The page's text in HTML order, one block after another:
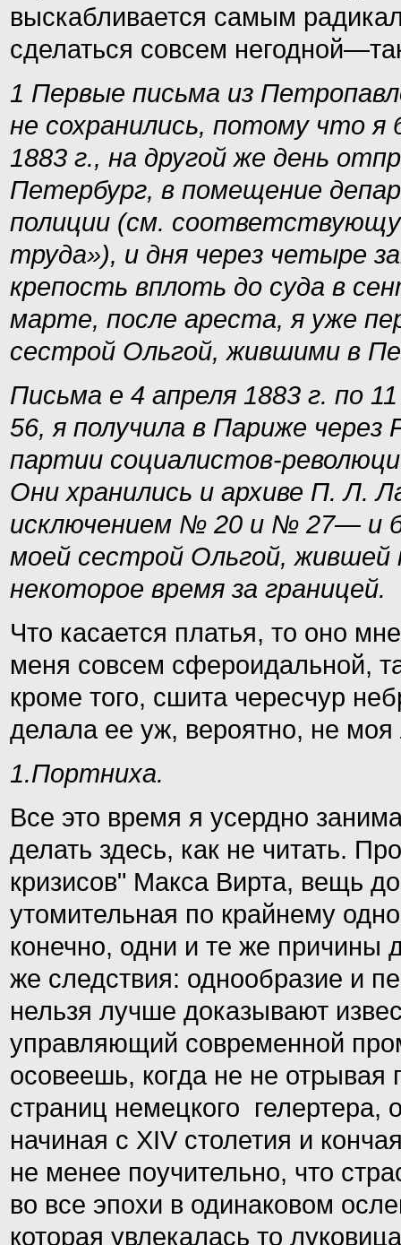
выскабливается самым
сделаться совсем
1 Первые письма из
не сохранились, потому что
1883 г., на другой же день
Петербург, в помещение
полиции (см.
труда»), и дня через четыре
крепость вплоть до суда в
марте, после ареста, я уже
сестрой Ольгой, жившими в
Письма е 4 апреля 1883 г. по
56, я получила в Париже
партии социалистов-
Они хранились и архиве П. Л.
исключением № 20 и № 27— и
моей сестрой Ольгой, жившей
некоторое время за границей.
Что касается платья, то оно
меня совсем сфероидальной,
кроме того, сшита чересчур
делала ее уж, вероятно, не
1.Портниха.
Все это время я усердно
делать здесь, как не читать.
кризисов" Макса Вирта, вещь
утомительная по крайнему
конечно, одни и те же
же следствия: однообразие и
нельзя лучше доказывают
управляющий современной
осовеешь, когда не не
страниц немецкого
начиная с XIV столетия и
не менее поучительно, что
во все эпохи в одинаковом
которая увлекалась то